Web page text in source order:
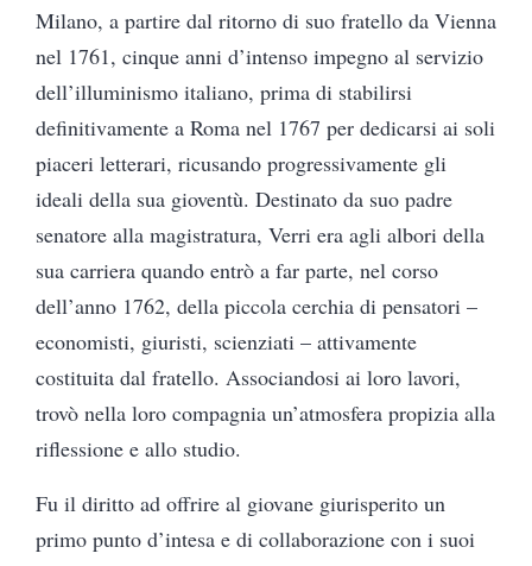
Milano, a partire dal ritorno di suo fratello da Vienna
nel 1761, cinque anni d’intenso impegno al servizio
dell’illuminismo italiano, prima di stabilirsi
definitivamente a Roma nel 1767 per dedicarsi ai soli
piaceri letterari, ricusando progressivamente gli
ideali della sua gioventù. Destinato da suo padre
senatore alla magistratura, Verri era agli albori della
sua carriera quando entrò a far parte, nel corso
dell’anno 1762, della piccola cerchia di pensatori –
economisti, giuristi, scienziati – attivamente
costituita dal fratello. Associandosi ai loro lavori,
trovò nella loro compagnia un’atmosfera propizia alla
riflessione e allo studio.
Fu il diritto ad offrire al giovane giurisperito un
primo punto d’intesa e di collaborazione con i suoi